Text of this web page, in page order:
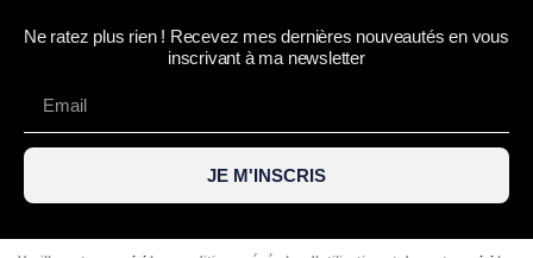
Ne ratez plus rien ! Recevez mes dernières nouveautés en vous
inscrivant à ma newsletter
JE M'INSCRIS